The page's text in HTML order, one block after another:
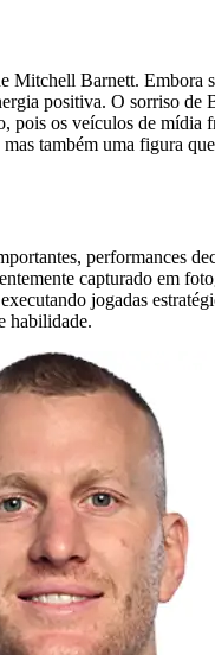
Barnett. Embora
positiva. O sorriso de
os veículos de mídia
também uma figura
performances
capturado em
jogadas
habilidade.